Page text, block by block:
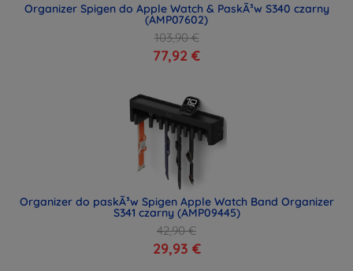
Organizer Spigen do Apple Watch & PaskÃ³w S340 czarny
(AMP07602)
103,90 €
77,92 €
Organizer do paskÃ³w Spigen Apple Watch Band Organizer
S341 czarny (AMP09445)
42,90 €
29,93 €